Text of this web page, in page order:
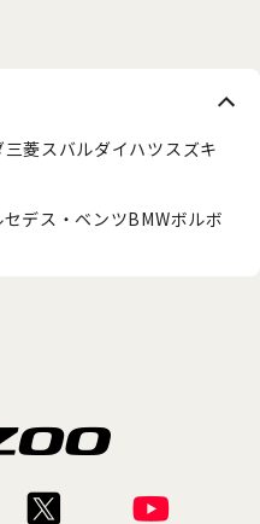
三菱スバルダイハツ スズキ
セデス・ベンツBMWボルボ